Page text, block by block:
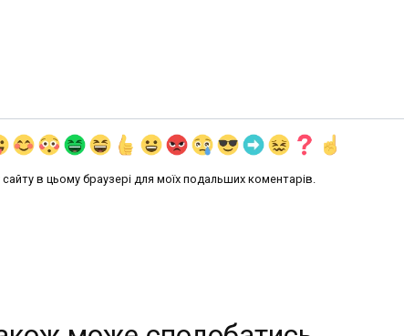
в цьому браузері для моїх подальших коментарів.